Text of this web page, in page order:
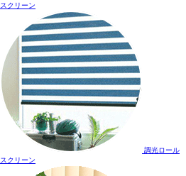
スクリーン
調光ロール
スクリーン